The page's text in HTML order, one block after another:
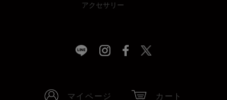
アクセサリー
マイページ カート